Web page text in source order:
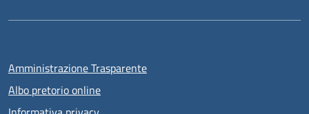
Amministrazione Trasparente
Albo pretorio online